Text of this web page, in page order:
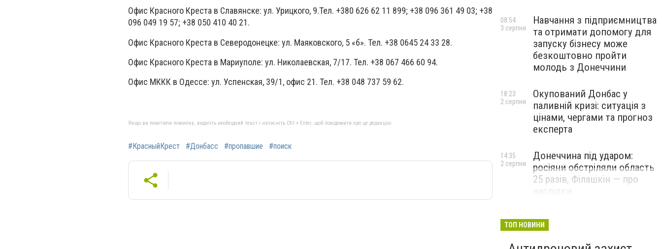
Офис Красного Креста в Славянске: ул. Урицкого, 9.Тел. +380 626 62 11 899; +38 096 361 49 03; +38
096 049 19 57; +38 050 410 40 21.
Офис Красного Креста в Северодонецке: ул. Маяковского, 5 «б». Тел. +38 0645 24 33 28.
Офис Красного Креста в Мариуполе: ул. Николаевская, 7/17. Тел. +38 067 466 60 94.
Офис МККК в Одессе: ул. Успенская, 39/1, офис 21. Тел. +38 048 737 59 62.
Якщо ви помітили помилку, виділіть необхідний текст і натисніть Ctrl + Enter, щоб повідомити про це редакцію
#КрасныйКрест #Донбасс #пропавшие #поиск
Навчання з підприємництва
та отримати допомогу для
запуску бізнесу може
безкоштовно пройти
молодь з Донеччини
08:54
3 серпня
Окупований Донбас у
паливній кризі: ситуація з
цінами, чергами та прогноз
експерта
18:23
2 серпня
Донеччина під ударом:
росіяни обстріляли область
25 разів, Філашкін — про
14:35
2 серпня
ТОП НОВИНИ